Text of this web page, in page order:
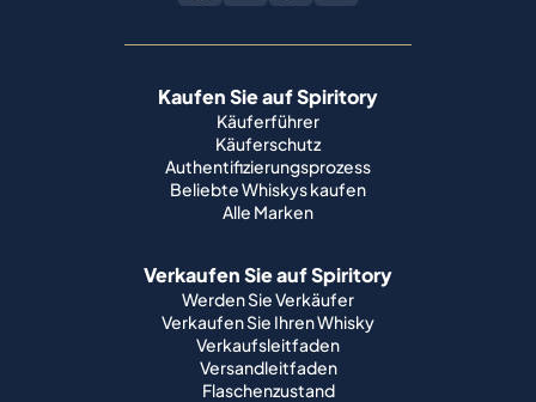
Kaufen Sie auf Spiritory
Käuferführer
Käuferschutz
Authentifizierungsprozess
Beliebte Whiskys kaufen
Alle Marken
Verkaufen Sie auf Spiritory
Werden Sie Verkäufer
Verkaufen Sie Ihren Whisky
Verkaufsleitfaden
Versandleitfaden
Flaschenzustand